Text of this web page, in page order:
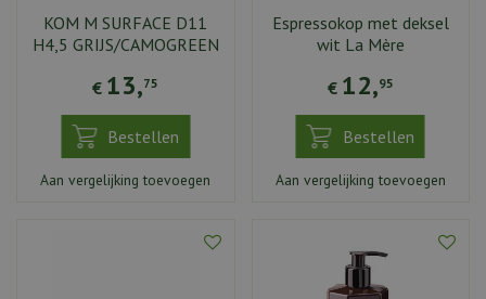
KOM M SURFACE D11
H4,5 GRIJS/CAMOGREEN
€ 13,75
Bestellen
Aan vergelijking toevoegen
Espressokop met deksel
wit La Mère
€ 12,95
Bestellen
Aan vergelijking toevoegen